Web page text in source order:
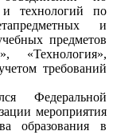
и технологий по
и
предметов
«Технология»,
требований
Федеральной
мероприятия
образования в